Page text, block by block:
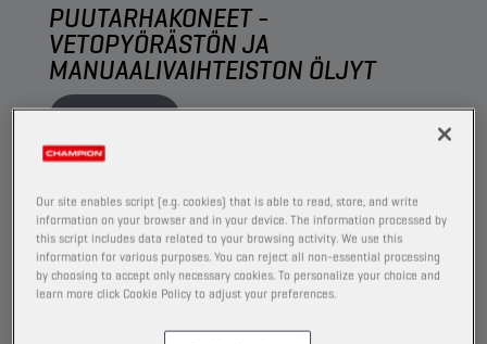
PUUTARHAKONEET -
VETOPYÖRÄSTÖN JA
MANUAALIVAIHTEISTON ÖLJYT
ERITTELE
VETOPYÖRÄSTÖN JA MANUAALIVAIHTEISTON ÖLJYT
Our site enables script (e.g. cookies) that is able to read, store, and write
information on your browser and in your device. The information processed by
this script includes data related to your browsing activity. We use this
information for various purposes. You can reject all non-essential processing
by choosing to accept only necessary cookies. To personalize your choice and
learn more click Cookie Policy to adjust your preferences.